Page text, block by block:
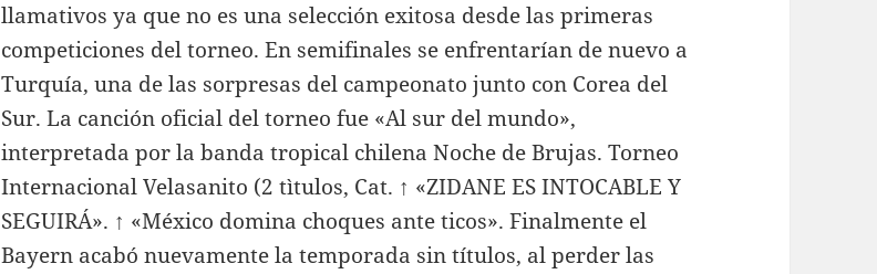
llamativos ya que no es una selección exitosa desde las primeras
competiciones del torneo. En semifinales se enfrentarían de nuevo a
Turquía, una de las sorpresas del campeonato junto con Corea del
Sur. La canción oficial del torneo fue «Al sur del mundo»,
interpretada por la banda tropical chilena Noche de Brujas. Torneo
Internacional Velasanito (2 tìtulos, Cat. ↑ «ZIDANE ES INTOCABLE Y
SEGUIRÁ». ↑ «México domina choques ante ticos». Finalmente el
Bayern acabó nuevamente la temporada sin títulos, al perder las